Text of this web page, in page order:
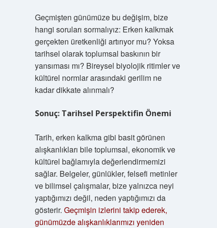
Geçmişten günümüze bu değişim, bize
hangi soruları sormalıyız: Erken kalkmak
gerçekten üretkenliği artırıyor mu? Yoksa
tarihsel olarak toplumsal baskının bir
yansıması mı? Bireysel biyolojik ritimler ve
kültürel normlar arasındaki gerilim ne
kadar dikkate alınmalı?
Sonuç: Tarihsel Perspektifin Önemi
Tarih, erken kalkma gibi basit görünen
alışkanlıkları bile toplumsal, ekonomik ve
kültürel bağlamıyla değerlendirmemizi
sağlar. Belgeler, günlükler, felsefi metinler
ve bilimsel çalışmalar, bize yalnızca neyi
yaptığımızı değil, neden yaptığımızı da
gösterir. Geçmişin izlerini takip ederek,
günümüzde alışkanlıklarımızı yeniden